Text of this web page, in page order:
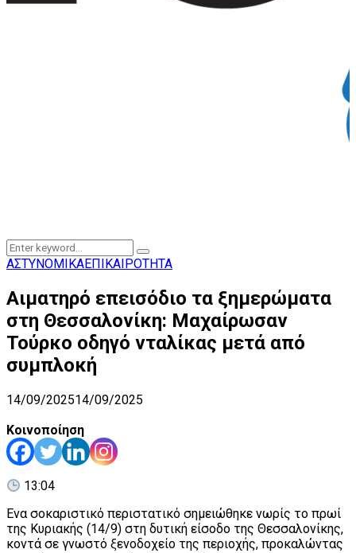
Search
for:
Search
ΑΣΤΥΝΟΜΙΚΑΕΠΙΚΑΙΡΟΤΗΤΑ
Αιματηρό επεισόδιο τα ξημερώματα
στη Θεσσαλονίκη: Μαχαίρωσαν
Τούρκο οδηγό νταλίκας μετά από
συμπλοκή
14/09/202514/09/2025
Κοινοποίηση
13:04
Ένα σοκαριστικό περιστατικό σημειώθηκε νωρίς το πρωί
της Κυριακής (14/9) στη δυτική είσοδο της Θεσσαλονίκης,
κοντά σε γνωστό ξενοδοχείο της περιοχής, προκαλώντας